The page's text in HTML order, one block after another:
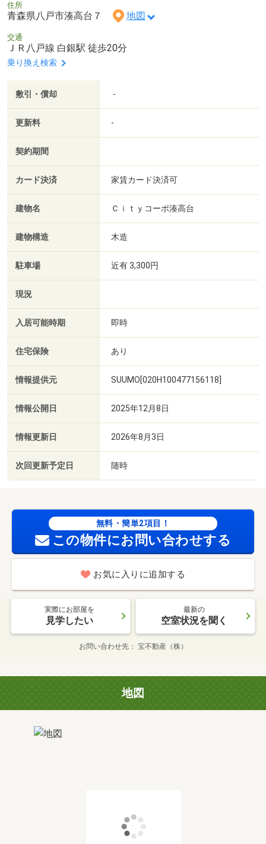
住所
青森県八戸市湊高台７ 地図
交通
ＪＲ八戸線 白銀駅 徒歩20分
乗り換え検索
敷引・償却 -
更新料 -
契約期間
カード決済 家賃カード決済可
建物名 Ｃｉｔｙコーポ湊高台
建物構造 木造
駐車場 近有 3,300円
現況
入居可能時期 即時
住宅保険 あり
情報提供元 SUUMO[020H100477156118]
情報公開日 2025年12月8日
情報更新日 2026年8月3日
次回更新予定日 随時
無料・簡単2項目！
この物件にお問い合わせする
お気に入りに追加する
実際にお部屋を
見学したい
最新の
空室状況を聞く
お問い合わせ先 宝不動産（株）
地図